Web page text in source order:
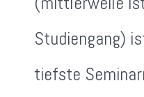
Studiengang)
tiefste